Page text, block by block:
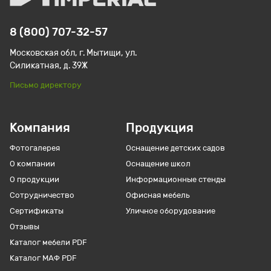
Компания
Фотогалерея
О компании
О продукции
Сотрудничество
Сертификаты
Отзывы
Каталог мебели PDF
Каталог МАФ PDF
Продукция
Оснащение детских садов
Оснащение школ
Информационные стенды
Офисная мебель
Уличное оборудование
8 (800) 707-32-57
Московская обл, г. Мытищи, ул.
Силикатная, д. 39Ж
Письмо директору